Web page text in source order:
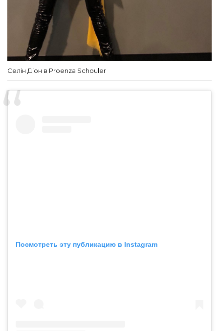
Селін Діон в Proenza Schouler
Посмотреть эту публикацию в Instagram